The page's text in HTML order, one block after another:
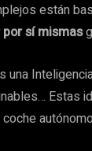
están
sí mismas
una
Estas